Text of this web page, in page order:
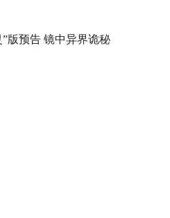
版预告 镜中异界诡秘